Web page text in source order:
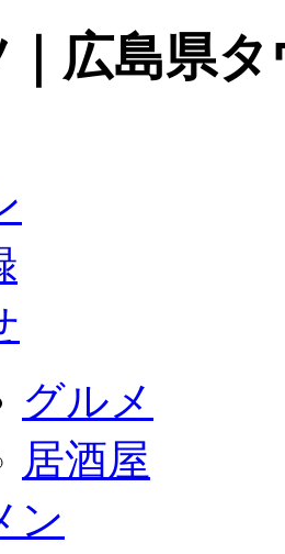
広島県
グルメ
居酒屋
ン